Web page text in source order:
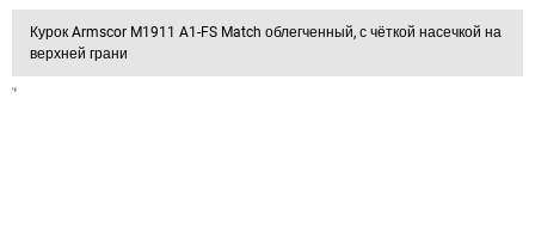
Курок Armscor M1911 A1-FS Match облегченный, с чёткой насечкой на
верхней грани